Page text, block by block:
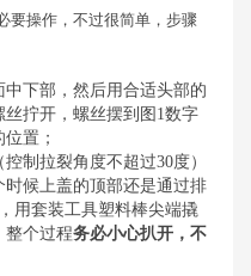
要操作，不过很简单，步骤
下部，然后用合适头部的
拧开，螺丝摆到图1数字
置；
制拉裂角度不超过30度）
候上盖的顶部还是通过排
用套装工具塑料棒尖端撬
整个过程务必小心扒开，不